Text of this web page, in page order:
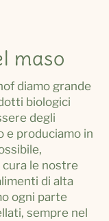
maso
diamo grande
biologici
degli
e produciamo in
le nostre
di alta
ogni parte
sempre nel